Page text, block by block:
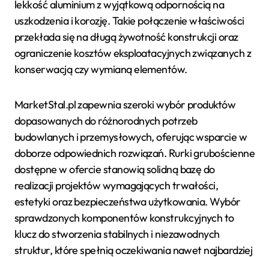
lekkość aluminium z wyjątkową odpornością na
uszkodzenia i korozję. Takie połączenie właściwości
przekłada się na długą żywotność konstrukcji oraz
ograniczenie kosztów eksploatacyjnych związanych z
konserwacją czy wymianą elementów.
MarketStal.pl zapewnia szeroki wybór produktów
dopasowanych do różnorodnych potrzeb
budowlanych i przemysłowych, oferując wsparcie w
doborze odpowiednich rozwiązań. Rurki grubościenne
dostępne w ofercie stanowią solidną bazę do
realizacji projektów wymagających trwałości,
estetyki oraz bezpieczeństwa użytkowania. Wybór
sprawdzonych komponentów konstrukcyjnych to
klucz do stworzenia stabilnych i niezawodnych
struktur, które spełnią oczekiwania nawet najbardziej